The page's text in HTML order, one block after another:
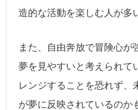
造的な活動を楽しむ人が多
また、自由奔放で冒険心が
夢を見やすいと考えられて
レンジすることを恐れず、
が夢に反映されているのか